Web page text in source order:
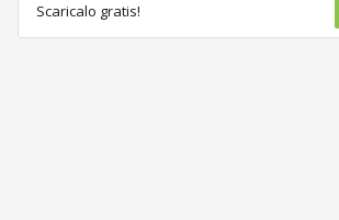
Scaricalo gratis!